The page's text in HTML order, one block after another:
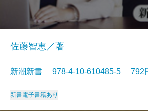
佐藤智恵／著
新潮新書 978-4-10-610485-5
新書電子書籍あり